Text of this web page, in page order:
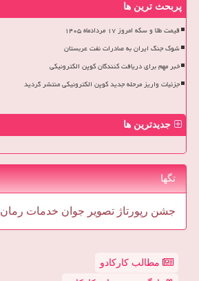
پربحث ترین ها
قیمت طلا و سکه امروز ۱۷ مردادماه ۱۴۰۵
شوک جنگ ایران به صادرات نفت عربستان
خبر مهم برای دریافت کنندگان کوپن الکترونیکی
جزئیات واریز مرحله جدید کوپن الکترونیکی منتشر گردید
جدیدترین ها
تگها
جشن رپورتاژ تصویر جوان خدمات رمان
مطالب کارکادو